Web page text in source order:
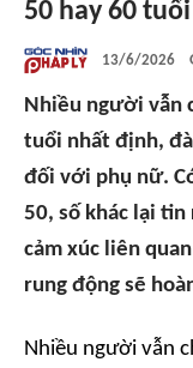
50 hay 60 tuổi
13/6/2026
Nhiều người vẫn
tuổi nhất định,
đối với phụ nữ.
50, số khác lại
cảm xúc liên
rung động sẽ
Nhiều người vẫn